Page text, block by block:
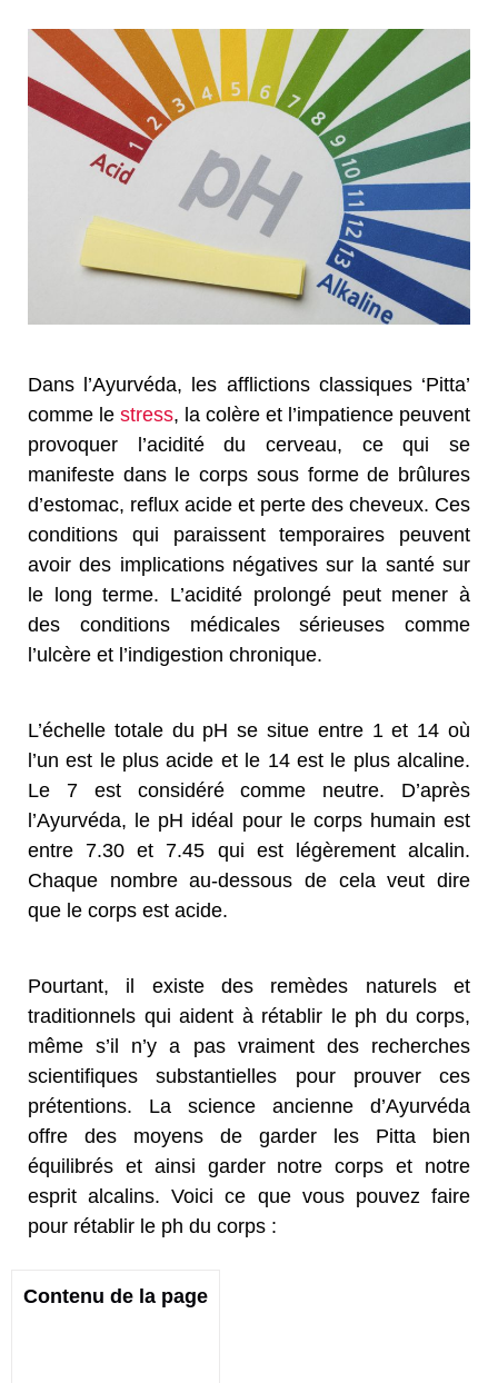
Dans l’Ayurvéda, les afflictions classiques ‘Pitta’
comme le stress, la colère et l’impatience peuvent
provoquer l’acidité du cerveau, ce qui se
manifeste dans le corps sous forme de brûlures
d’estomac, reflux acide et perte des cheveux. Ces
conditions qui paraissent temporaires peuvent
avoir des implications négatives sur la santé sur
le long terme. L’acidité prolongé peut mener à
des conditions médicales sérieuses comme
l’ulcère et l’indigestion chronique.
L’échelle totale du pH se situe entre 1 et 14 où
l’un est le plus acide et le 14 est le plus alcaline.
Le 7 est considéré comme neutre. D’après
l’Ayurvéda, le pH idéal pour le corps humain est
entre 7.30 et 7.45 qui est légèrement alcalin.
Chaque nombre au-dessous de cela veut dire
que le corps est acide.
Pourtant, il existe des remèdes naturels et
traditionnels qui aident à rétablir le ph du corps,
même s’il n’y a pas vraiment des recherches
scientifiques substantielles pour prouver ces
prétentions. La science ancienne d’Ayurvéda
offre des moyens de garder les Pitta bien
équilibrés et ainsi garder notre corps et notre
esprit alcalins. Voici ce que vous pouvez faire
pour rétablir le ph du corps :
Contenu de la page